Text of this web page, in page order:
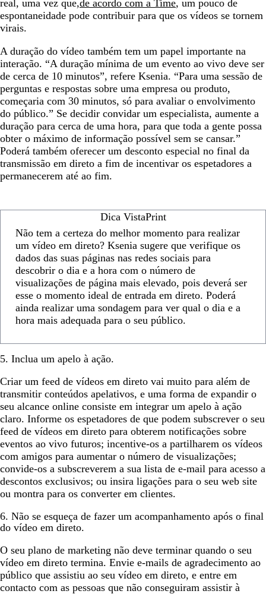
real, uma vez que,de acordo com a Time, um pouco de
espontaneidade pode contribuir para que os vídeos se tornem
virais.
A duração do vídeo também tem um papel importante na
interação. “A duração mínima de um evento ao vivo deve ser
de cerca de 10 minutos”, refere Ksenia. “Para uma sessão de
perguntas e respostas sobre uma empresa ou produto,
começaria com 30 minutos, só para avaliar o envolvimento
do público.” Se decidir convidar um especialista, aumente a
duração para cerca de uma hora, para que toda a gente possa
obter o máximo de informação possível sem se cansar.”
Poderá também oferecer um desconto especial no final da
transmissão em direto a fim de incentivar os espetadores a
permanecerem até ao fim.
Dica VistaPrint
Não tem a certeza do melhor momento para realizar
um vídeo em direto? Ksenia sugere que verifique os
dados das suas páginas nas redes sociais para
descobrir o dia e a hora com o número de
visualizações de página mais elevado, pois deverá ser
esse o momento ideal de entrada em direto. Poderá
ainda realizar uma sondagem para ver qual o dia e a
hora mais adequada para o seu público.
5. Inclua um apelo à ação.
Criar um feed de vídeos em direto vai muito para além de
transmitir conteúdos apelativos, e uma forma de expandir o
seu alcance online consiste em integrar um apelo à ação
claro. Informe os espetadores de que podem subscrever o seu
feed de vídeos em direto para obterem notificações sobre
eventos ao vivo futuros; incentive-os a partilharem os vídeos
com amigos para aumentar o número de visualizações;
convide-os a subscreverem a sua lista de e-mail para acesso a
descontos exclusivos; ou insira ligações para o seu web site
ou montra para os converter em clientes.
6. Não se esqueça de fazer um acompanhamento após o final
do vídeo em direto.
O seu plano de marketing não deve terminar quando o seu
vídeo em direto termina. Envie e-mails de agradecimento ao
público que assistiu ao seu vídeo em direto, e entre em
contacto com as pessoas que não conseguiram assistir à